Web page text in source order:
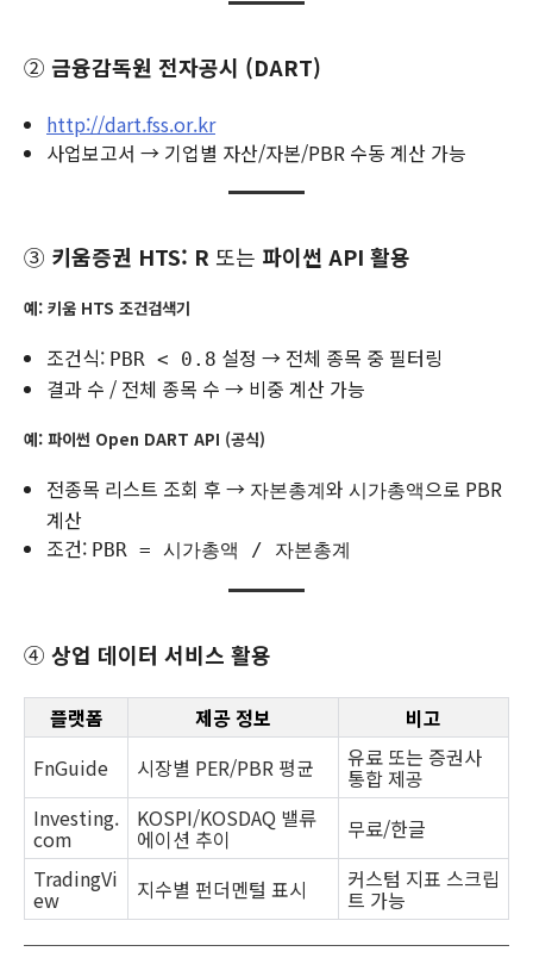
② 금융감독원 전자공시 (DART)
http://dart.fss.or.kr
사업보고서 → 기업별 자산/자본/PBR 수동 계산 가능
③ 키움증권 HTS: R 또는 파이썬 API 활용
예: 키움 HTS 조건검색기
조건식: PBR < 0.8 설정 → 전체 종목 중 필터링
결과 수 / 전체 종목 수 → 비중 계산 가능
예: 파이썬 Open DART API (공식)
전종목 리스트 조회 후 → 자본총계와 시가총액으로 PBR
계산
조건: PBR = 시가총액 / 자본총계
④ 상업 데이터 서비스 활용
플랫폼 제공 정보
비고
FnGuide
시장별 PER/PBR 평균 유료 또는 증권사
통합 제공
Investing.
com
KOSPI/KOSDAQ 밸류
에이션 추이
무료/한글
TradingVi
ew 지수별 펀더멘털 표시 커스텀 지표 스크립
트 가능